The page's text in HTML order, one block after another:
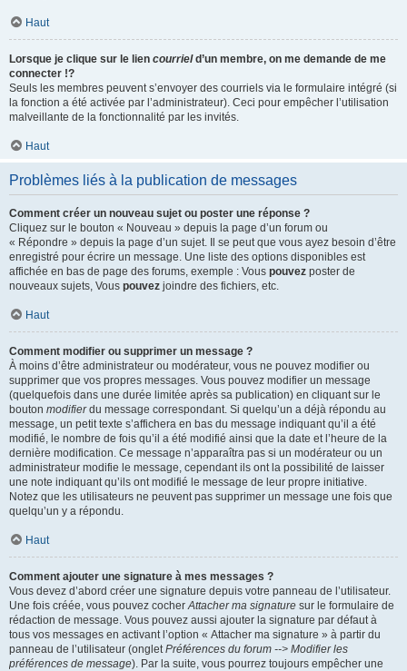
Haut
Lorsque je clique sur le lien courrield’un membre, on me demande de me
connecter !?
Seuls les membres peuvent s’envoyer des courriels via le formulaire intégré (si
la fonction a été activée par l’administrateur). Ceci pour empêcher l’utilisation
malveillante de la fonctionnalité par les invités.
Haut
Problèmes liés à la publication de messages
Comment créer un nouveau sujet ou poster une réponse ?
Cliquez sur le bouton « Nouveau » depuis la page d’un forum ou
« Répondre » depuis la page d’un sujet. Il se peut que vous ayez besoin d’être
enregistré pour écrire un message. Une liste des options disponibles est
affichée en bas de page des forums, exemple : Vous pouvez poster de
nouveaux sujets, Vous pouvez joindre des fichiers, etc.
Haut
Comment modifier ou supprimer un message ?
À moins d’être administrateur ou modérateur, vous ne pouvez modifier ou
supprimer que vos propres messages. Vous pouvez modifier un message
(quelquefois dans une durée limitée après sa publication) en cliquant sur le
bouton modifierdu message correspondant. Si quelqu’un a déjà répondu au
message, un petit texte s’affichera en bas du message indiquant qu’il a été
modifié, le nombre de fois qu’il a été modifié ainsi que la date et l’heure de la
dernière modification. Ce message n’apparaîtra pas si un modérateur ou un
administrateur modifie le message, cependant ils ont la possibilité de laisser
une note indiquant qu’ils ont modifié le message de leur propre initiative.
Notez que les utilisateurs ne peuvent pas supprimer un message une fois que
quelqu’un y a répondu.
Haut
Comment ajouter une signature à mes messages ?
Vous devez d’abord créer une signature depuis votre panneau de l’utilisateur.
Une fois créée, vous pouvez cocherAttacher ma signature sur le formulaire de
rédaction de message. Vous pouvez aussi ajouter la signature par défaut à
tous vos messages en activant l’option « Attacher ma signature » à partir du
panneau de l’utilisateur (ongletPréférences du forum --> Modifier les
préférences de message). Par la suite, vous pourrez toujours empêcher une